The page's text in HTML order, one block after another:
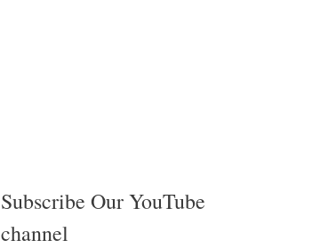
Subscribe Our YouTube
channel